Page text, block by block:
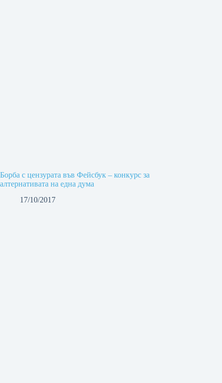
Борба с цензурата във Фейсбук – конкурс за
алтернативата на eдна дума
17/10/2017